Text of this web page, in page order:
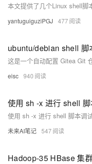
yantuguiguziPGJ 477
ubuntu/debian shell
eisc 940
使用 sh -x 进行 shell
使用 sh -x 进行 shell 脚本调
未来AI笔记 547